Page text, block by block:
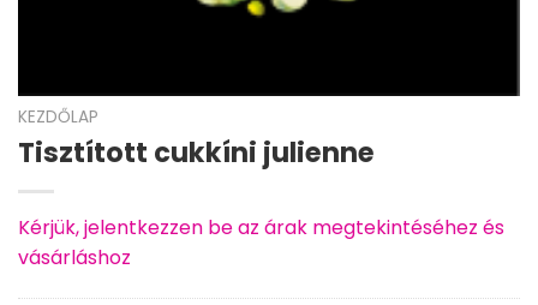
KEZDŐLAP
Tisztított cukkíni julienne
Kérjük, jelentkezzen be az árak megtekintéséhez és
vásárláshoz